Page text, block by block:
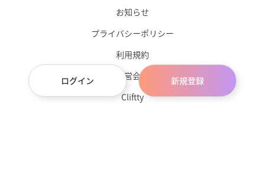
ログイン 新規登録
お知らせ
プライバシーポリシー
利用規約
運営会社
Cliftty